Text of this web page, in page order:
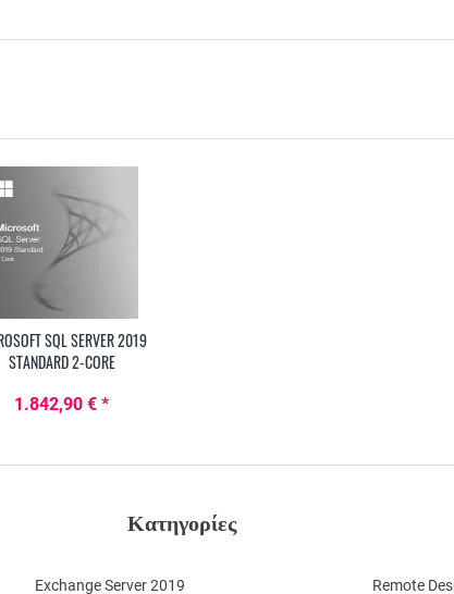
SQL SERVER 2019
STANDARD 2-CORE
1.842,90 € *
Κατηγορίες
Exchange Server 2019 Remote